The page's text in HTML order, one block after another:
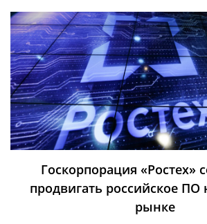
Госкорпорация «Ростех»
продвигать российское
рынке